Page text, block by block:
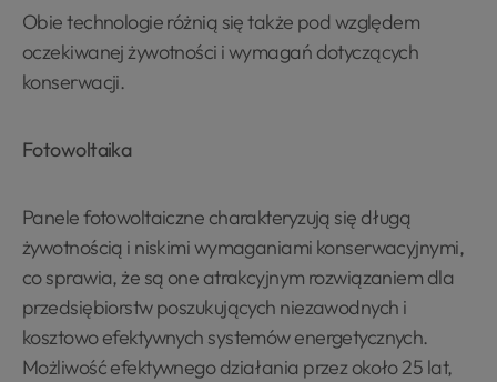
Obie technologie różnią się także pod względem
oczekiwanej żywotności i wymagań dotyczących
konserwacji.
Fotowoltaika
Panele fotowoltaiczne charakteryzują się długą
żywotnością i niskimi wymaganiami konserwacyjnymi,
co sprawia, że są one atrakcyjnym rozwiązaniem dla
przedsiębiorstw poszukujących niezawodnych i
kosztowo efektywnych systemów energetycznych.
Możliwość efektywnego działania przez około 25 lat,